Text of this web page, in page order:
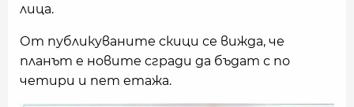
лица.
От публикуваните скици се вижда, че
планът е новите сгради да бъдат с по
четири и пет етажа.